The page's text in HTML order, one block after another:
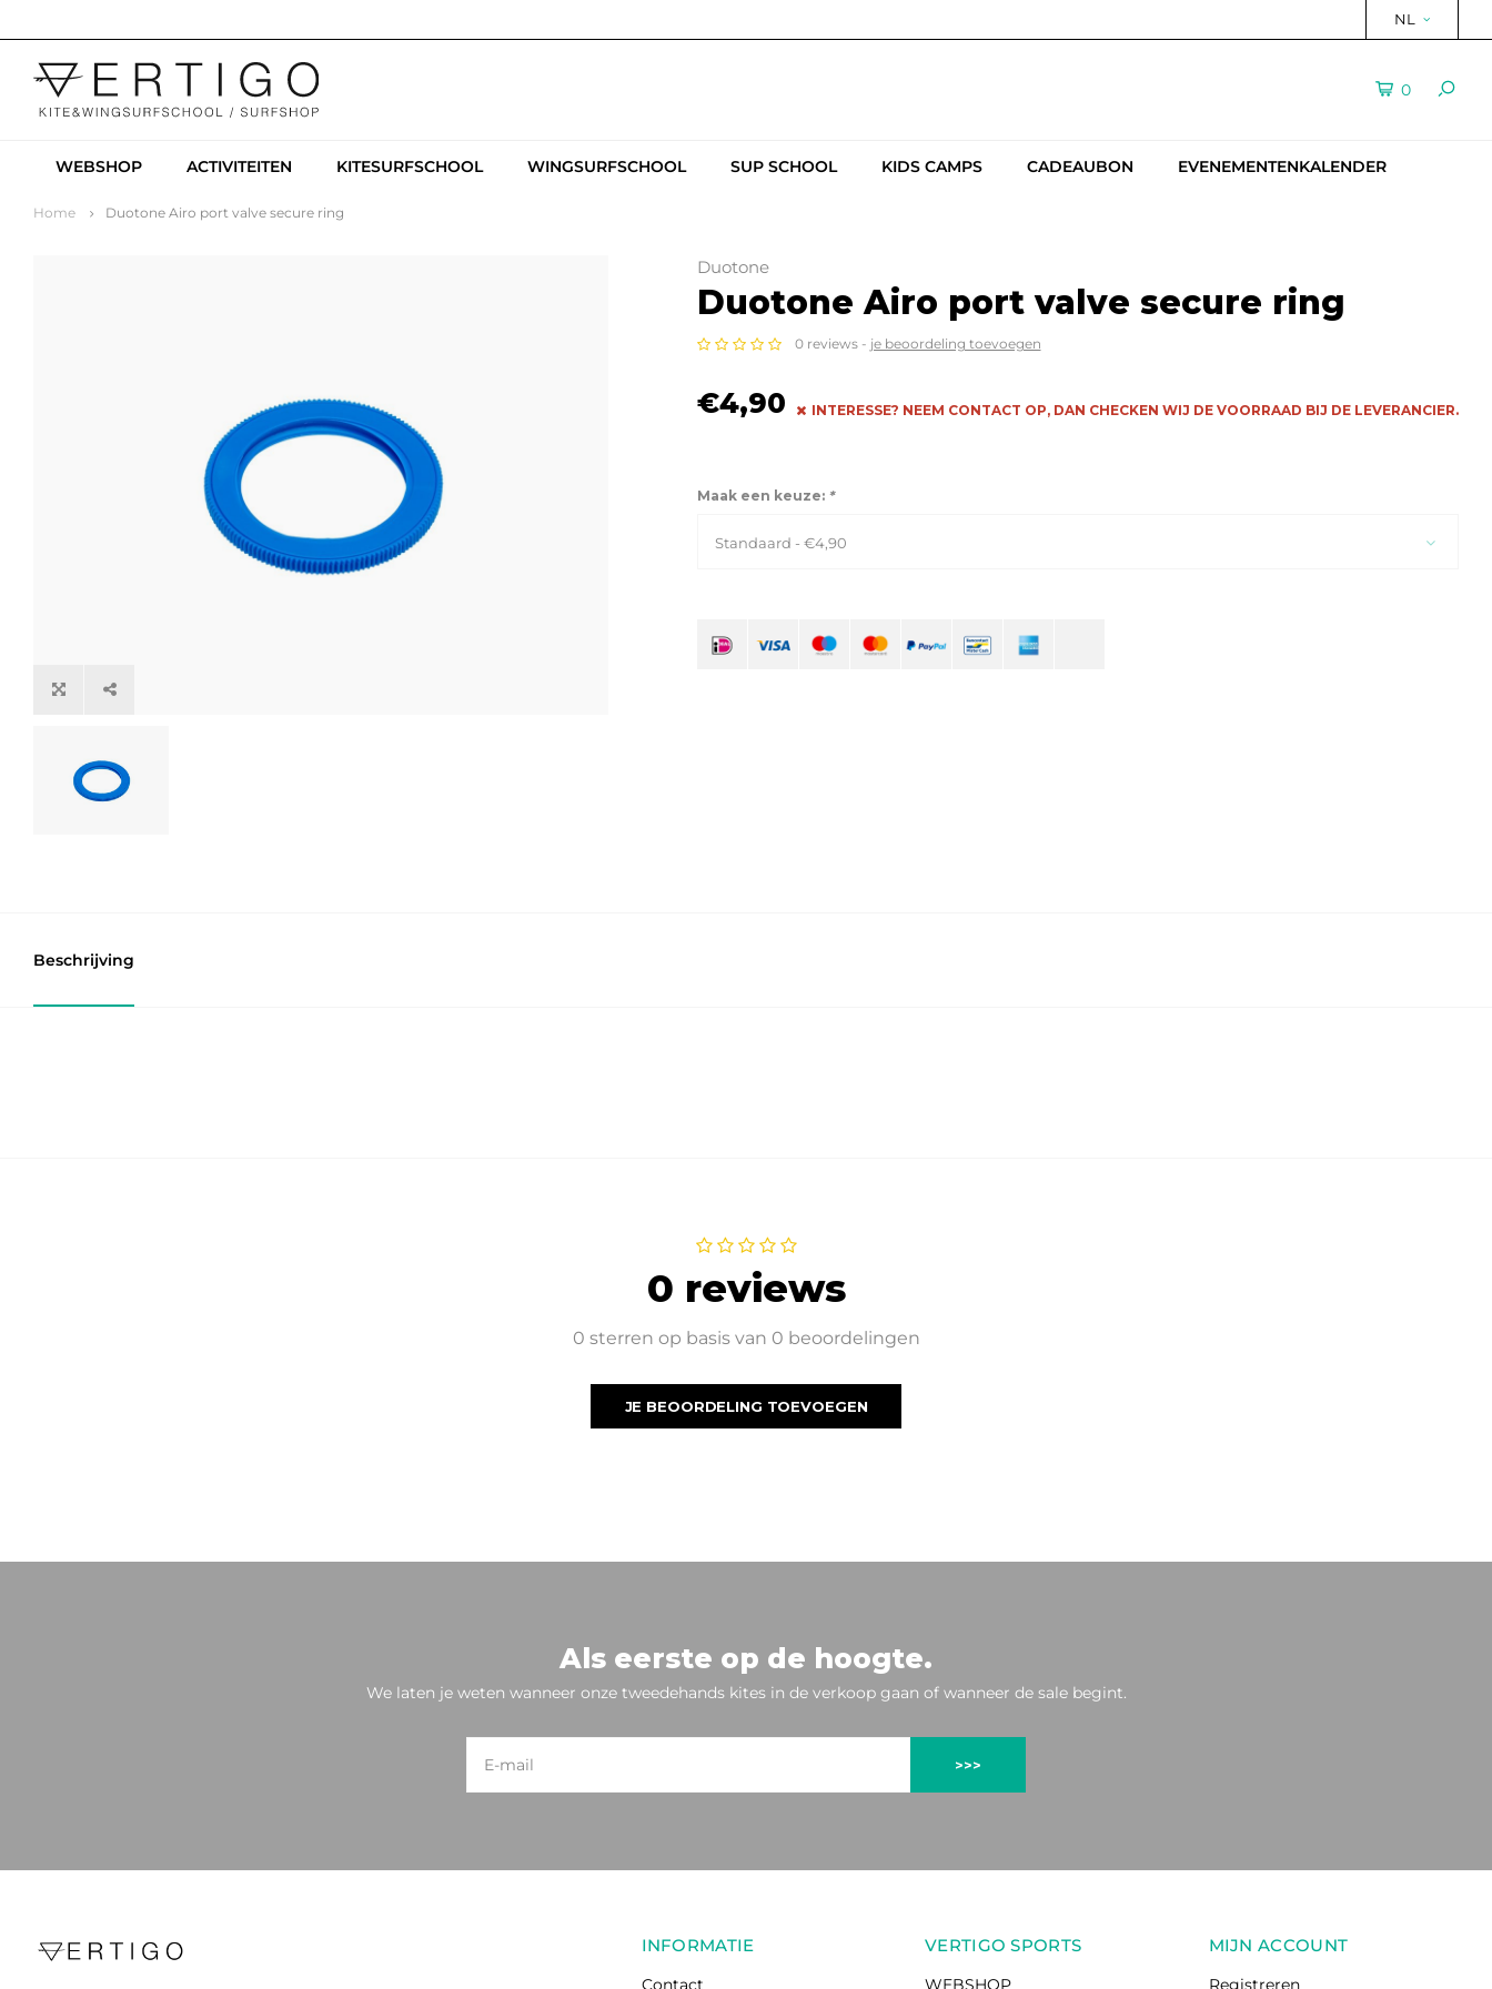
NL
0
WEBSHOP ACTIVITEITEN KITESURFSCHOOL WINGSURFSCHOOL SUP SCHOOL KIDS CAMPS CADEAUBON EVENEMENTENKALENDER
Home Duotone Airo port valve secure ring
Duotone
Duotone Airo port valve secure ring
0 reviews - je beoordeling toevoegen
€4,90 INTERESSE? NEEM CONTACT OP, DAN CHECKEN WIJ DE VOORRAAD BIJ DE LEVERANCIER.
Maak een keuze: *
Standaard - €4,90
Beschrijving
0 reviews
0 sterren op basis van 0 beoordelingen
JE BEOORDELING TOEVOEGEN
Als eerste op de hoogte.
We laten je weten wanneer onze tweedehands kites in de verkoop gaan of wanneer de sale begint.
>>>
INFORMATIE
Contact
VERTIGO SPORTS
WEBSHOP
MIJN ACCOUNT
Registreren